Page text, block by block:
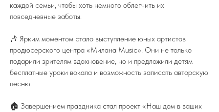
каждой семьи, чтобы хоть немного облегчить их
повседневные заботы.
🎶 Ярким моментом стало выступление юных артистов
продюсерского центра «Милана Music». Они не только
подарили зрителям вдохновение, но и предложили детям
бесплатные уроки вокала и возможность записать авторскую
песню.
🏠 Завершением праздника стал проект «Наш дом в ваших
federation@igsrus.ru
На канале вы найдете самую свежую
информацию о всех событиях связанных